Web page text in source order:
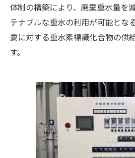
体制の構築により、廃棄重水量を
テナブルな重水の利用が可能とな
要に対する重水素標識化合物の供
す。